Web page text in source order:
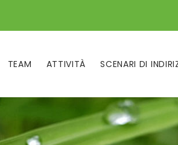
TEAM ATTIVITÀ SCENARI DI